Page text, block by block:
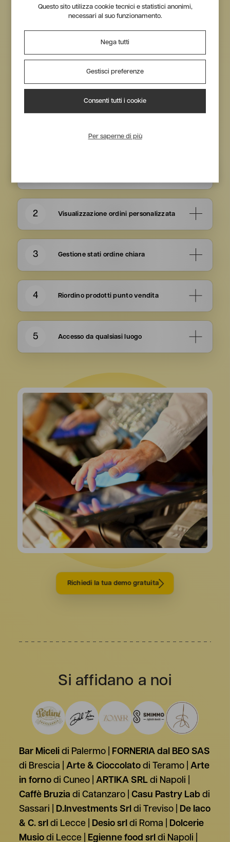
Punti vendita
Grazie a una schermata semplificata, il punto
vendita può effettuareordini in modo rapido
2 Visualizzazione ordini personalizzata
Ogni punto vendita può visualizzare i propri
ordini in modo esclusivo, garantendo una
gestione separata e personalizzata
3 Gestione stati ordine chiara
Ogni ordine passa attraverso diversi stati con
chiari cambi di colore, consentendo un
monitoraggio visuale dello stato
4 Riordino prodotti punto vendita
Una schermata semplificata consente al
punto vendita di effettuare ordini in modo
aggiungere i prodotti desiderati all'ordine,
5 Accesso da qualsiasi luogo
I punti vendita possonoaccedere al
, garantendo la massima flessibilità
nella gestione delle ordinazioni.
Richiedi la tua demo gratuita
Si affidano a noi
Bar Miceli di Palermo
FORNERIA dal BEO SAS
di Brescia
Arte & Cioccolato di Teramo
Arte
in forno di Cuneo ARTIKA SRL di Napoli
Caffè Bruzia di Catanzaro Casu Pastry Lab di
Sassari
D.Investments Srl di Treviso
De Iaco
& C. srl di Lecce Desio srl di Roma
Dolcerie
Musio di Lecce Egienne food srl di Napoli
Questo sito utilizza cookie tecnici e statistici anonimi,
necessari al suo funzionamento.
Nega tutti
Gestisci preferenze
Consenti tutti i cookie
Per saperne di più